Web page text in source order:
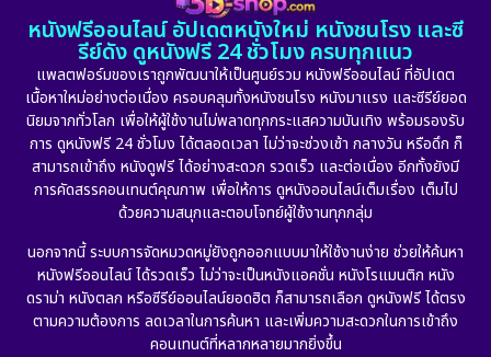
หนังฟรีออนไลน์ อัปเดตหนังใหม่ หนังชนโรง และซี
รีย์ดัง ดูหนังฟรี 24 ชั่วโมง ครบทุกแนว
แพลตฟอร์มของเราถูกพัฒนาให้เป็นศูนย์รวม หนังฟรีออนไลน์ ที่อัปเดต
เนื้อหาใหม่อย่างต่อเนื่อง ครอบคลุมทั้งหนังชนโรง หนังมาแรง และซีรีย์ยอด
นิยมจากทั่วโลก เพื่อให้ผู้ใช้งานไม่พลาดทุกกระแสความบันเทิง พร้อมรองรับ
การ ดูหนังฟรี 24 ชั่วโมง ได้ตลอดเวลา ไม่ว่าจะช่วงเช้า กลางวัน หรือดึก ก็
สามารถเข้าถึง หนังดูฟรี ได้อย่างสะดวก รวดเร็ว และต่อเนื่อง อีกทั้งยังมี
การคัดสรรคอนเทนต์คุณภาพ เพื่อให้การ ดูหนังออนไลน์เต็มเรื่อง เต็มไป
ด้วยความสนุกและตอบโจทย์ผู้ใช้งานทุกกลุ่ม
นอกจากนี้ ระบบการจัดหมวดหมู่ยังถูกออกแบบมาให้ใช้งานง่าย ช่วยให้ค้นหา
หนังฟรีออนไลน์ ได้รวดเร็ว ไม่ว่าจะเป็นหนังแอคชั่น หนังโรแมนติก หนัง
ดราม่า หนังตลก หรือซีรีย์ออนไลน์ยอดฮิต ก็สามารถเลือก ดูหนังฟรี ได้ตรง
ตามความต้องการ ลดเวลาในการค้นหา และเพิ่มความสะดวกในการเข้าถึง
คอนเทนต์ที่หลากหลายมากยิ่งขึ้น